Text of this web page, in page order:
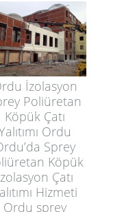
İzolasyon
Poliüretan
Köpük Çatı
Ordu
Sprey
Köpük
Çatı
Hizmeti
Ordu sprey